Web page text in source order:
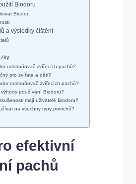
Biodoru
Biodor
a výsledky čištění
odstraňovač zvířecích pachů?
pro zvířata a děti?
odstraňovač zvířecích pachů?
používání Biodoru?
mají uživatelé Biodoru?
na všechny typy povrchů?
efektivní
pachů